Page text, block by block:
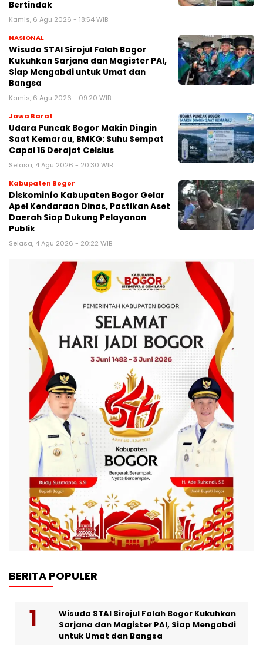
Bertindak
Kamis, 6 Agu 2026 - 18:54 WIB
NASIONAL
Wisuda STAI Sirojul Falah Bogor
Kukuhkan Sarjana dan Magister PAI,
Siap Mengabdi untuk Umat dan
Bangsa
Kamis, 6 Agu 2026 - 09:20 WIB
Jawa Barat
Udara Puncak Bogor Makin Dingin
Saat Kemarau, BMKG: Suhu Sempat
Capai 16 Derajat Celsius
Selasa, 4 Agu 2026 - 20:30 WIB
Kabupaten Bogor
Diskominfo Kabupaten Bogor Gelar
Apel Kendaraan Dinas, Pastikan Aset
Daerah Siap Dukung Pelayanan
Publik
Selasa, 4 Agu 2026 - 20:22 WIB
BERITA POPULER
Wisuda STAI Sirojul Falah Bogor Kukuhkan
Sarjana dan Magister PAI, Siap Mengabdi
untuk Umat dan Bangsa